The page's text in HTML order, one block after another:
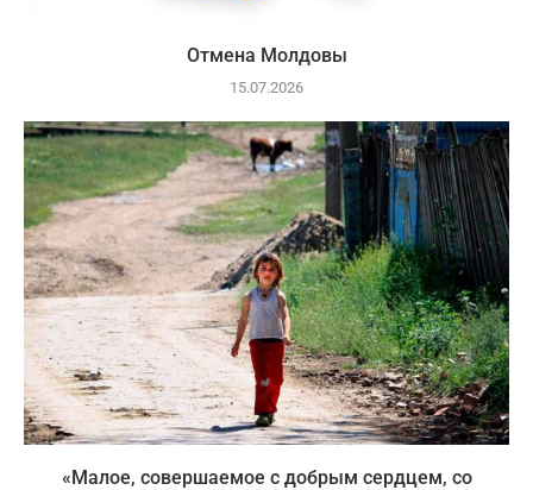
Отмена Молдовы
15.07.2026
«Малое, совершаемое с добрым сердцем, со